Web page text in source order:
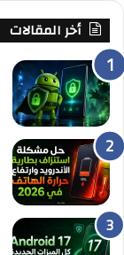
أخر المقالات